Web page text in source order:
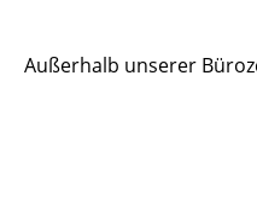
Außerhalb unserer